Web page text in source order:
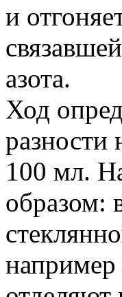
и
азота.
Ход
разности
100 мл.
образом: